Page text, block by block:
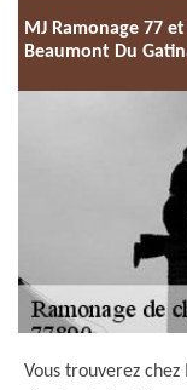
MJ Ramonage 77
Beaumont Du
Vous trouverez